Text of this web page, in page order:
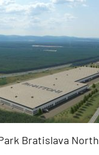
Bratislava North